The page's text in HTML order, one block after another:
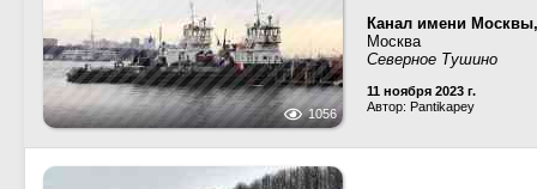
1056
Канал имени
Москва
Северное Тушино
11 ноября 2023 г.
Автор: Pantikapey